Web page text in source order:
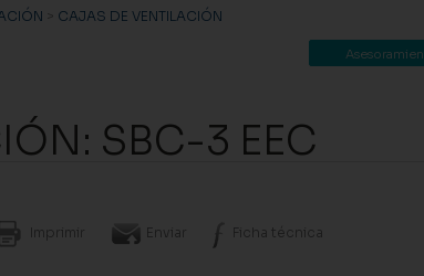
> CAJAS DE VENTILACIÓN
SBC-3 EEC
Imprimir Enviar Ficha técnica